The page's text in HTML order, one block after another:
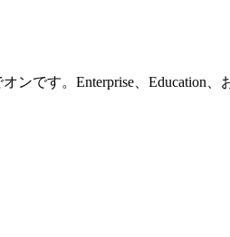
です。Enterprise、Education